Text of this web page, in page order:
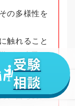
受験
相談
の多様性を
触れること
び、自己の
上を図るた
、自らの知